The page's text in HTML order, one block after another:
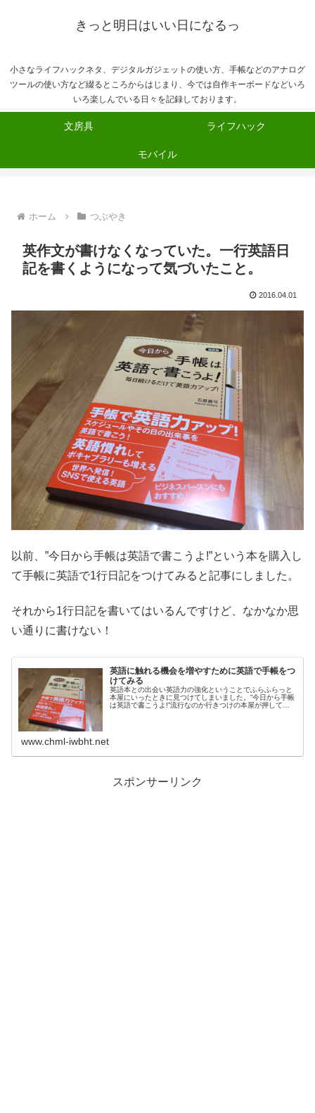
きっと明日はいい日になるっ
小さなライフハックネタ、デジタルガジェットの使い方、手帳などのアナログ
ツールの使い方など綴るところからはじまり、今では自作キーボードなどいろ
いろ楽しんでいる日々を記録しております。
文房具 ライフハック
モバイル
ホーム つぶやき
英作文が書けなくなっていた。一行英語日
記を書くようになって気づいたこと。
2016.04.01
以前、”今日から手帳は英語で書こうよ!”という本を購入し
て手帳に英語で1行日記をつけてみると記事にしました。
それから1行日記を書いてはいるんですけど、なかなか思
い通りに書けない！
英語に触れる機会を増やすために英語で手帳をつ
けてみる
英語本との出会い英語力の強化ということでふらふらっと
本屋にいったときに見つけてしまいました。”今日から手帳
は英語で書こうよ!”流行なのか行きつけの本屋が押してい
www.chml-iwbht.net
スポンサーリンク